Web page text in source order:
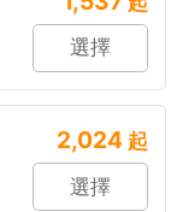
選擇
2,024 起
選擇